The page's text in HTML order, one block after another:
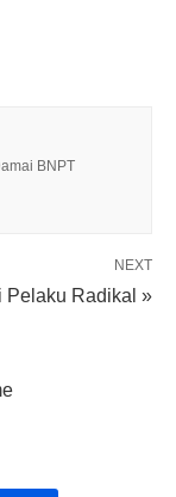
BNPT
NEXT
Pelaku Radikal »